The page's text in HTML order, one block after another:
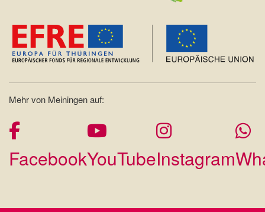
Mehr von Meiningen auf:
FacebookYouTubeInstagram